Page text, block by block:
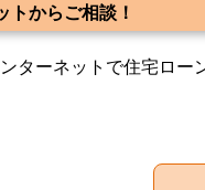
トからご相談！
ターネットで住宅ロ